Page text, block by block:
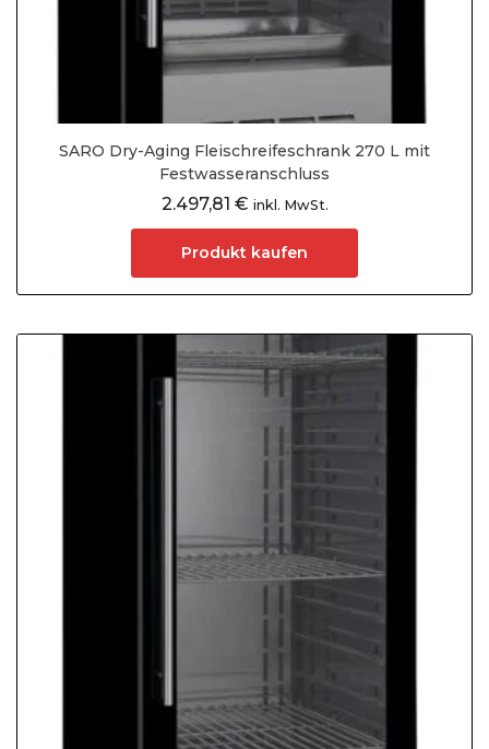
SARO Dry-Aging Fleischreifeschrank 270 L mit
Festwasseranschluss
2.497,81 € inkl. MwSt.
Produkt kaufen